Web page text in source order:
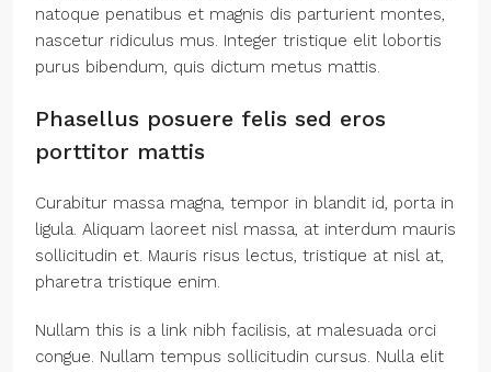
natoque penatibus et magnis dis parturient montes,
nascetur ridiculus mus. Integer tristique elit lobortis
purus bibendum, quis dictum metus mattis.
Phasellus posuere felis sed eros
porttitor mattis
Curabitur massa magna, tempor in blandit id, porta in
ligula. Aliquam laoreet nisl massa, at interdum mauris
sollicitudin et. Mauris risus lectus, tristique at nisl at,
pharetra tristique enim.
Nullam this is a link nibh facilisis, at malesuada orci
congue. Nullam tempus sollicitudin cursus. Nulla elit